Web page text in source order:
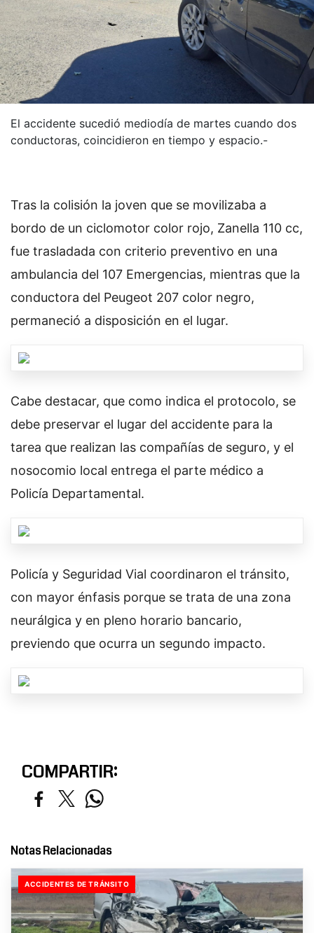
El accidente sucedió mediodía de martes cuando dos
conductoras, coincidieron en tiempo y espacio.-
Tras la colisión la joven que se movilizaba a
bordo de un ciclomotor color rojo, Zanella 110 cc,
fue trasladada con criterio preventivo en una
ambulancia del 107 Emergencias, mientras que la
conductora del Peugeot 207 color negro,
permaneció a disposición en el lugar.
Cabe destacar, que como indica el protocolo, se
debe preservar el lugar del accidente para la
tarea que realizan las compañías de seguro, y el
nosocomio local entrega el parte médico a
Policía Departamental.
Policía y Seguridad Vial coordinaron el tránsito,
con mayor énfasis porque se trata de una zona
neurálgica y en pleno horario bancario,
previendo que ocurra un segundo impacto.
COMPARTIR:
Notas Relacionadas
ACCIDENTES DE TRÁNSITO